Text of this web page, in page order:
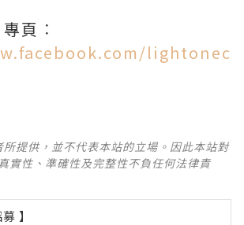
頁︰
lightonec
提供，並不代表本站的立場。因此本站對
實性、準確性及完整性不負任何法律責
】